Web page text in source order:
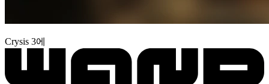
Crysis 3에